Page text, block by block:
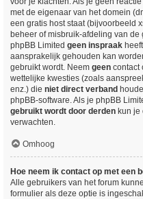
met de eigenaar van het domein
een gratis host staat (bijvoorbeeld
beheer of misbruik-afdeling van de
phpBB Limited geen inspraak
aansprakelijk gehouden kan
gebruikt wordt. Neem geen contact
wettelijke kwesties (zoals
enz.) die niet direct verband
phpBB-software. Als je phpBB
gebruikt wordt door derden kun je
verwachten.
Omhoog
Hoe neem ik contact op met een
Alle gebruikers van het forum
formulier als deze optie is